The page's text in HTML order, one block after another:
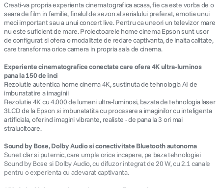
Creati-va propria experienta cinematografica acasa, fie ca este vorba de o
seara de film in familie, finalul de sezon al serialului preferat, emotia unui
meci important sau a unui concert live. Pentru ca uneori un televizor mare
nu este suficient de mare. Proiectoarele home cinema Epson sunt usor
de configurat si ofera o modalitate de redare captivanta, de inalta calitate,
care transforma orice camera in propria sala de cinema.
Experiente cinematografice conectate care ofera 4K ultra-luminos
pana la 150 de inci
Rezolutie autentica home cinema 4K, sustinuta de tehnologia AI de
imbunatatire a imaginii
Rezolutie 4K cu 4.000 de lumeni ultra-luminosi, bazata de tehnologia laser
3LCD de la Epson si imbunatatita cu procesare a imaginilor cu inteligenta
artificiala, oferind imagini vibrante, realiste - de pana la 3 ori mai
stralucitoare.
Sound by Bose, Dolby Audio si conectivitate Bluetooth autonoma
Sunet clar si puternic, care umple orice incapere, pe baza tehnologiei
Sound by Bose si Dolby Audio, cu difuzor integrat de 20 W, cu 2.1 canale
pentru o experienta cu adevarat captivanta.